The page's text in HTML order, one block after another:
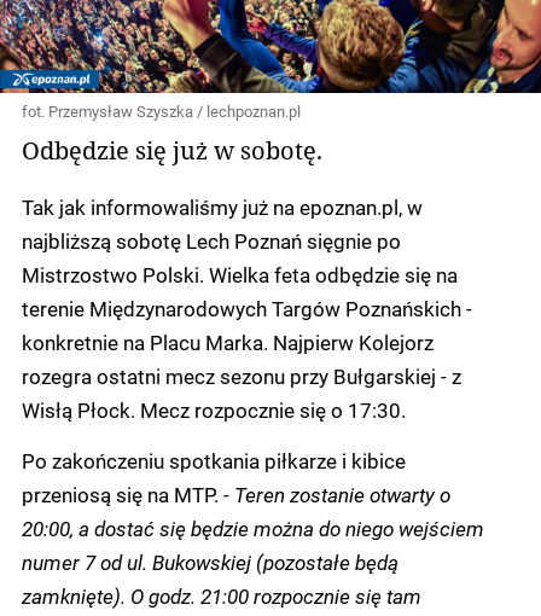
fot. Przemysław Szyszka / lechpoznan.pl
Odbędzie się już w sobotę.
Tak jak informowaliśmy już na epoznan.pl, w
najbliższą sobotę Lech Poznań sięgnie po
Mistrzostwo Polski. Wielka feta odbędzie się na
terenie Międzynarodowych Targów Poznańskich -
konkretnie na Placu Marka. Najpierw Kolejorz
rozegra ostatni mecz sezonu przy Bułgarskiej - z
Wisłą Płock. Mecz rozpocznie się o 17:30.
Po zakończeniu spotkania piłkarze i kibice
przeniosą się na MTP. - Teren zostanie otwarty o
20:00, a dostać się będzie można do niego wejściem
numer 7 od ul. Bukowskiej (pozostałe będą
zamknięte). O godz. 21:00 rozpocznie się tam